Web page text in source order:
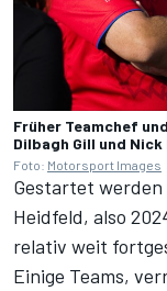
Früher Teamchef
Dilbagh Gill und
Foto: Motorsport Images
Gestartet werden
Heidfeld, also
relativ weit
Einige Teams,